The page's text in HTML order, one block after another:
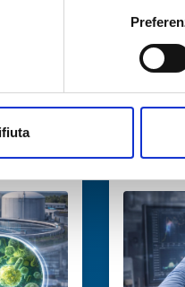
MORE →
ID: